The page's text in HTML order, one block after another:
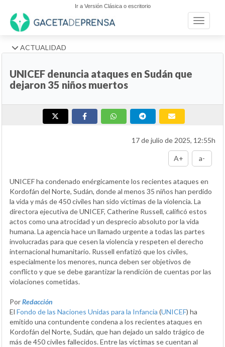
Ir a Versión Clásica o escritorio
Toggle
ACTUALIDAD
UNICEF denuncia ataques en Sudán que
dejaron 35 niños muertos
17 de julio de 2025, 12:55h
A+ a-
UNICEF ha condenado enérgicamente los recientes ataques en
Kordofán del Norte, Sudán, donde al menos 35 niños han perdido
la vida y más de 450 civiles han sido víctimas de la violencia. La
directora ejecutiva de UNICEF, Catherine Russell, calificó estos
actos como una atrocidad y un desprecio absoluto por la vida
humana. La agencia hace un llamado urgente a todas las partes
involucradas para que cesen la violencia y respeten el derecho
internacional humanitario. Russell enfatizó que los civiles,
especialmente los menores, nunca deben ser objetivos de
conflicto y que se debe garantizar la rendición de cuentas por las
violaciones cometidas.
PorRedacción
El Fondo de las Naciones Unidas para la Infancia (UNICEF) ha
emitido una contundente condena a los recientes ataques en
Kordofán del Norte, Sudán, que han dejado un saldo trágico de
más de 450 civiles fallecidos. Entre las víctimas se cuentan al